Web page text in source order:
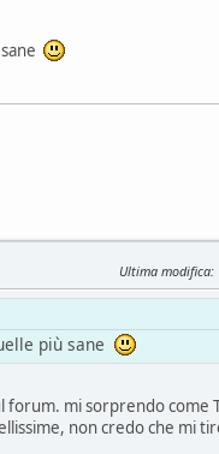
Ultima modifica:
più sane
mi sorprendo come
non credo che mi